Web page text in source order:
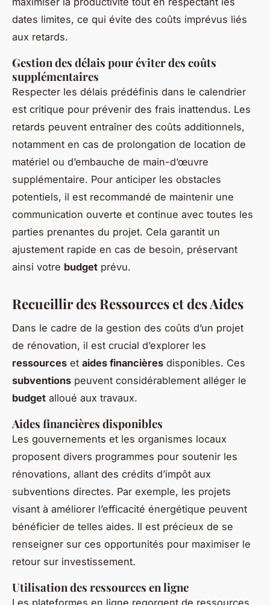
dates limites, ce qui évite des coûts imprévus liés
aux retards.
Gestion des délais pour éviter des coûts
supplémentaires
Respecter les délais prédéfinis dans le calendrier
est critique pour prévenir des frais inattendus. Les
retards peuvent entraîner des coûts additionnels,
notamment en cas de prolongation de location de
matériel ou d’embauche de main-d’œuvre
supplémentaire. Pour anticiper les obstacles
potentiels, il est recommandé de maintenir une
communication ouverte et continue avec toutes les
parties prenantes du projet. Cela garantit un
ajustement rapide en cas de besoin, préservant
ainsi votre budget prévu.
Recueillir des Ressources et des Aides
Dans le cadre de la gestion des coûts d’un projet
de rénovation, il est crucial d’explorer les
ressources et aides financières disponibles. Ces
subventions peuvent considérablement alléger le
budget alloué aux travaux.
Aides financières disponibles
Les gouvernements et les organismes locaux
proposent divers programmes pour soutenir les
rénovations, allant des crédits d’impôt aux
subventions directes. Par exemple, les projets
visant à améliorer l’efficacité énergétique peuvent
bénéficier de telles aides. Il est précieux de se
renseigner sur ces opportunités pour maximiser le
retour sur investissement.
Utilisation des ressources en ligne